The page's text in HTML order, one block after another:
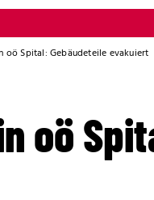
oö Spital: Gebäudeteile evakuiert
oö